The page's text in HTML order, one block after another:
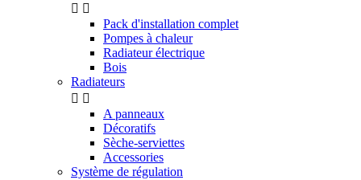
 
Pack d'installation complet
Pompes à chaleur
Radiateur électrique
Bois
Radiateurs
 
A panneaux
Décoratifs
Sèche-serviettes
Accessories
Système de régulation